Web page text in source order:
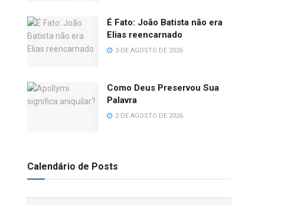
É Fato: João Batista não era
Elias reencarnado
3 DE AGOSTO DE 2026
Como Deus Preservou Sua
Palavra
2 DE AGOSTO DE 2026
Calendário de Posts